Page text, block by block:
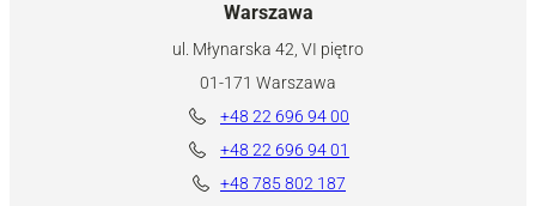
Warszawa
ul. Młynarska 42, VI piętro
01-171 Warszawa
+48 22 696 94 00
+48 22 696 94 01
+48 785 802 187